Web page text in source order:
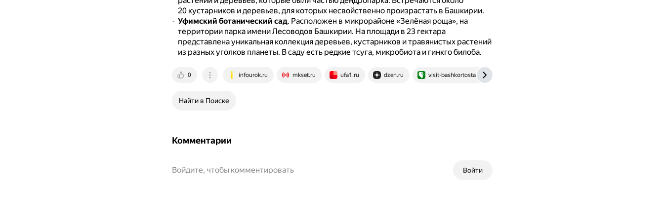
20 кустарников и деревьев, для которых несвойственно произрастать в Башкирии.
Уфимский ботанический сад. Расположен в микрорайоне «Зелёная роща», на
территории парка имени Лесоводов Башкирии. На площади в 23 гектара
представлена уникальная коллекция деревьев, кустарников и травянистых растений
из разных уголков планеты. В саду есть редкие тсуга, микробиота и гинкго билоба.
0 infourok.ru mkset.ru ufa1.ru dzen.ru visit-bashkortostan.ru
Найти в Поиске
Комментарии
Войти
Войдите, чтобы комментировать